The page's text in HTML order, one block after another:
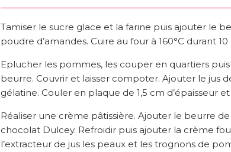
Tamiser le sucre glace et la farine puis ajouter le
poudre d’amandes. Cuire au four à 160°C durant 10
Eplucher les pommes, les couper en quartiers
beurre. Couvrir et laisser compoter. Ajouter le jus
gélatine. Couler en plaque de 1,5 cm d’épaisseur
Réaliser une crème pâtissière. Ajouter le beurre
chocolat Dulcey. Refroidir puis ajouter la crème
l’extracteur de jus les peaux et les trognons de